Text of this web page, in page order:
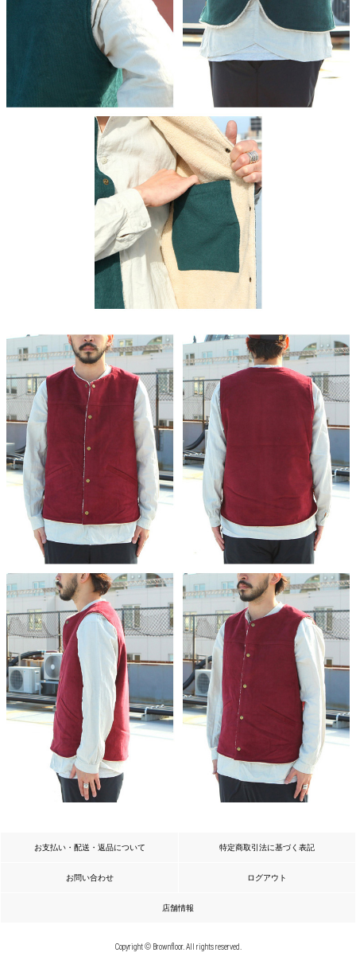
お支払い・配送・返品について 特定商取引法に基づく表記
お問い合わせ ログアウト
店舗情報
Copyright © Brownfloor. All rights reserved.